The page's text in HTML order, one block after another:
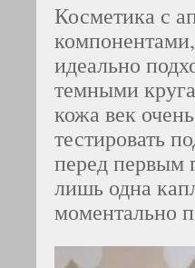
Косметика с
идеально
темными
кожа век
тестировать
перед первым
лишь одна
моментально